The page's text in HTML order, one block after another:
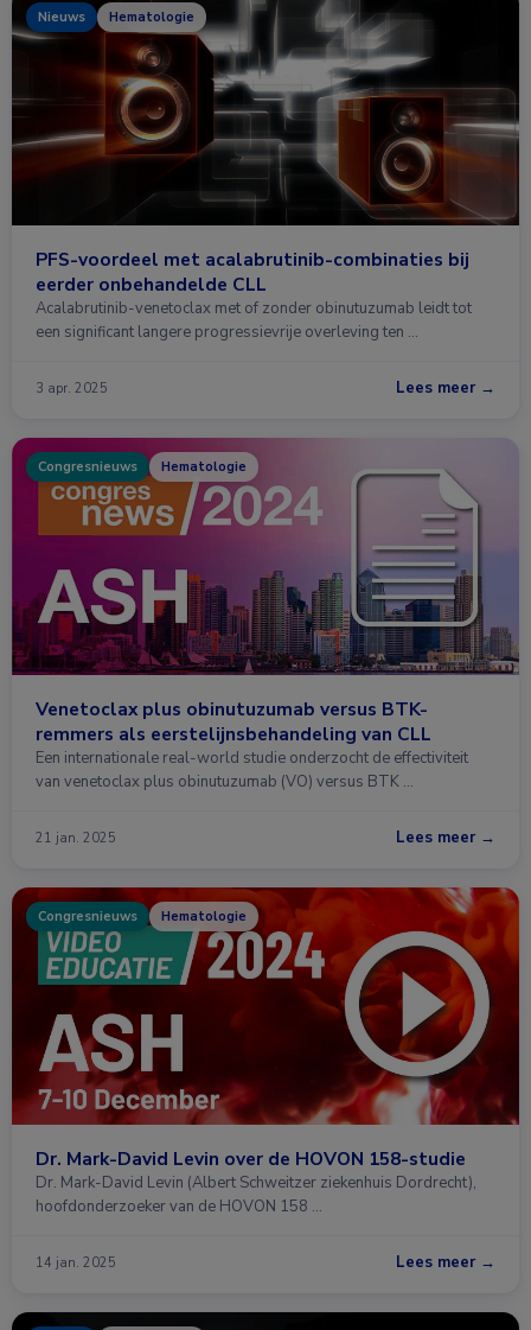
Nieuws Hematologie
PFS-voordeel met acalabrutinib-combinaties bij
eerder onbehandelde CLL
Acalabrutinib-venetoclax met of zonder obinutuzumab leidt tot
een significant langere progressievrije overleving ten …
3 apr. 2025 Lees meer →
Congresnieuws Hematologie
Venetoclax plus obinutuzumab versus BTK-
remmers als eerstelijnsbehandeling van CLL
Een internationale real-world studie onderzocht de effectiviteit
van venetoclax plus obinutuzumab (VO) versus BTK …
21 jan. 2025 Lees meer →
Congresnieuws Hematologie
Dr. Mark-David Levin over de HOVON 158-studie
Dr. Mark-David Levin (Albert Schweitzer ziekenhuis Dordrecht),
hoofdonderzoeker van de HOVON 158 …
14 jan. 2025 Lees meer →